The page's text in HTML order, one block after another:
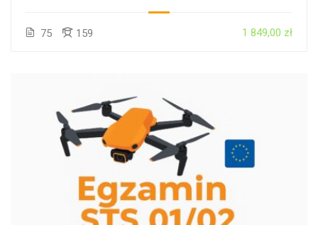
75 159 1 849,00 zł